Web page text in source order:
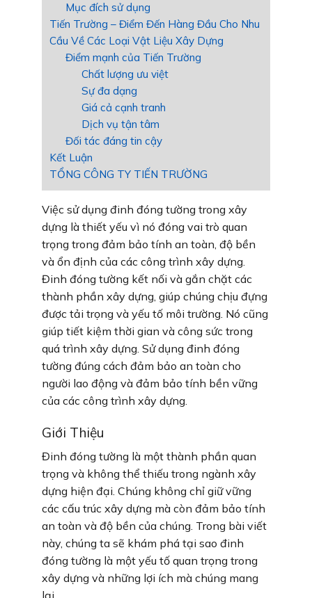
Mục đích sử dụng
Tiến Trường – Điểm Đến Hàng Đầu Cho Nhu
Cầu Về Các Loại Vật Liệu Xây Dựng
Điểm mạnh của Tiến Trường
Chất lượng ưu việt
Sự đa dạng
Giá cả cạnh tranh
Dịch vụ tận tâm
Đối tác đáng tin cậy
Kết Luận
TỔNG CÔNG TY TIẾN TRƯỜNG
Việc sử dụng đinh đóng tường trong xây
dựng là thiết yếu vì nó đóng vai trò quan
trọng trong đảm bảo tính an toàn, độ bền
và ổn định của các công trình xây dựng.
Đinh đóng tường kết nối và gắn chặt các
thành phần xây dựng, giúp chúng chịu đựng
được tải trọng và yếu tố môi trường. Nó cũng
giúp tiết kiệm thời gian và công sức trong
quá trình xây dựng. Sử dụng đinh đóng
tường đúng cách đảm bảo an toàn cho
người lao động và đảm bảo tính bền vững
của các công trình xây dựng.
Giới Thiệu
Đinh đóng tường là một thành phần quan
trọng và không thể thiếu trong ngành xây
dựng hiện đại. Chúng không chỉ giữ vững
các cấu trúc xây dựng mà còn đảm bảo tính
an toàn và độ bền của chúng. Trong bài viết
này, chúng ta sẽ khám phá tại sao đinh
đóng tường là một yếu tố quan trọng trong
xây dựng và những lợi ích mà chúng mang
lại.